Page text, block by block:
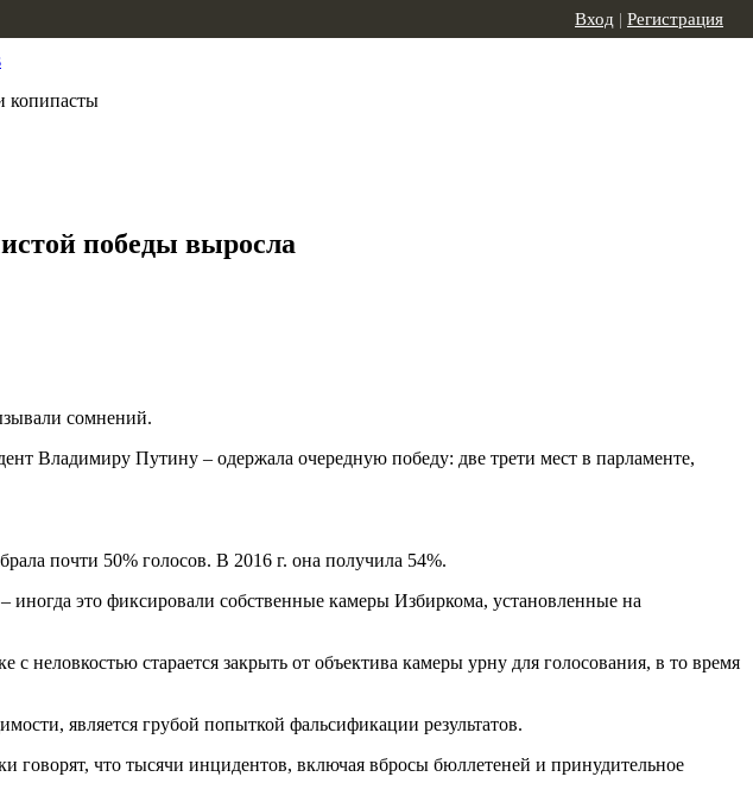
копипасты
Вход | Регистрация
победы выросла
сомнений.
Владимиру Путину – одержала очередную победу: две трети мест в парламенте,
почти 50% голосов. В 2016 г. она получила 54%.
иногда это фиксировали собственные камеры Избиркома, установленные на
неловкостью старается закрыть от объектива камеры урну для голосования, в то время
является грубой попыткой фальсификации результатов.
что тысячи инцидентов, включая вбросы бюллетеней и принудительное